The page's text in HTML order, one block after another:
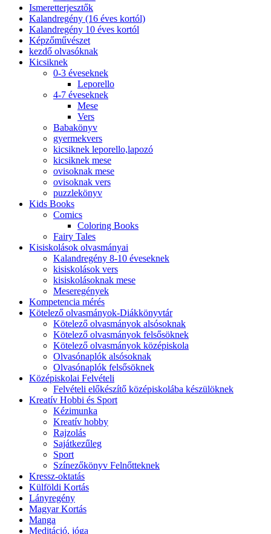
Ismeretterjesztők
Kalandregény (16 éves kortól)
Kalandregény 10 éves kortól
Képzőművészet
kezdő olvasóknak
Kicsiknek
0-3 éveseknek
Leporello
4-7 éveseknek
Mese
Vers
Babakönyv
gyermekvers
kicsiknek leporello,lapozó
kicsiknek mese
ovisoknak mese
ovisoknak vers
puzzlekönyv
Kids Books
Comics
Coloring Books
Fairy Tales
Kisiskolások olvasmányai
Kalandregény 8-10 éveseknek
kisiskolások vers
kisiskolásoknak mese
Meseregények
Kompetencia mérés
Kötelező olvasmányok-Diákkönyvtár
Kötelező olvasmányok alsósoknak
Kötelező olvasmányok felsősöknek
Kötelező olvasmányok középiskola
Olvasónaplók alsósoknak
Olvasónaplók felsősöknek
Középiskolai Felvételi
Felvételi előkészítő középiskolába készülöknek
Kreatív Hobbi és Sport
Kézimunka
Kreatív hobby
Rajzolás
Sajátkezűleg
Sport
Színezőkönyv Felnőtteknek
Kressz-oktatás
Külföldi Kortás
Lányregény
Magyar Kortás
Manga
Meditáció, jóga